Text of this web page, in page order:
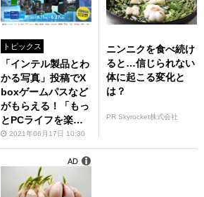
トピックス
「インテル製品とわ
かる写真」投稿でX
boxゲームパスなど
がもらえる！「もっ
とPCライフを楽し
もう！ # with イン
テル・キャンペー
2021年06月17日 10:30
ニンニクを食べ続け
ると…信じられない
体に起こる変化と
は？
PR Skyrocket株式会社
AD